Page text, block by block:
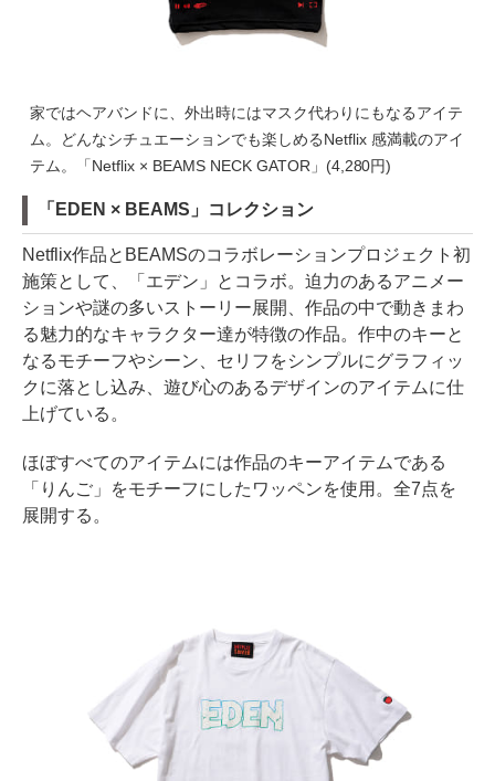
家ではヘアバンドに、外出時にはマスク代わりにもなるアイテ
ム。どんなシチュエーションでも楽しめるNetflix 感満載のアイ
テム。「Netflix × BEAMS NECK GATOR」(4,280円)
「EDEN × BEAMS」コレクション
Netflix作品とBEAMSのコラボレーションプロジェクト初
施策として、「エデン」とコラボ。迫力のあるアニメー
ションや謎の多いストーリー展開、作品の中で動きまわ
る魅力的なキャラクター達が特徴の作品。作中のキーと
なるモチーフやシーン、セリフをシンプルにグラフィッ
クに落とし込み、遊び心のあるデザインのアイテムに仕
上げている。
ほぼすべてのアイテムには作品のキーアイテムである
「りんご」をモチーフにしたワッペンを使用。全7点を
展開する。